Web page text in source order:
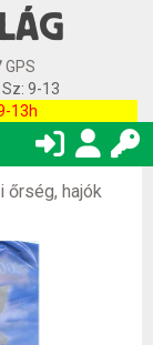
GPS
Sz: 9-13
13h
őrség, hajók